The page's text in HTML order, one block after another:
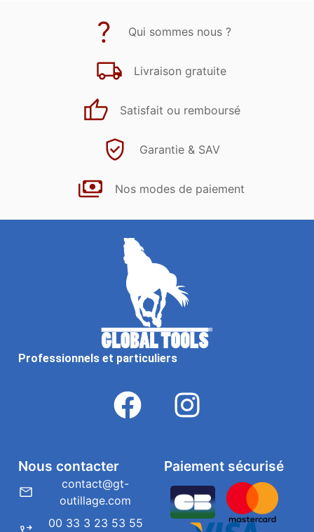
Qui sommes nous ?
Livraison gratuite
Satisfait ou remboursé
Garantie & SAV
Nos modes de paiement
Professionnels et particuliers
Paiement sécurisé
Nous contacter
contact@gt-
outillage.com
00 33 3 23 53 55